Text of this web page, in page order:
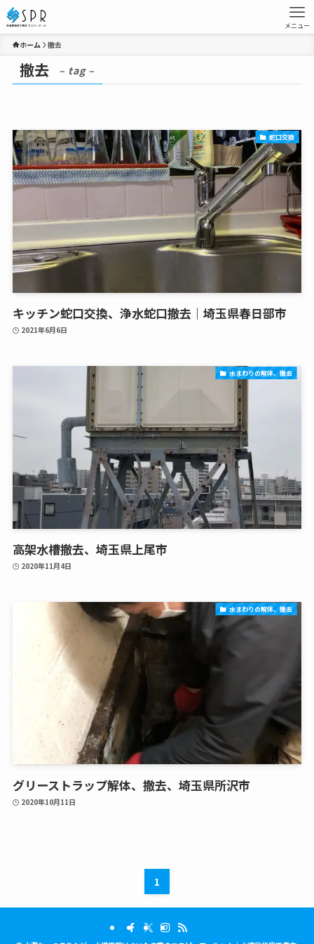
メニュー
ホーム 撤去
撤去 – tag –
蛇口交換
キッチン蛇口交換、浄水蛇口撤去｜埼玉県春日部市
2021年6月6日
水まわりの解体、撤去
高架水槽撤去、埼玉県上尾市
2020年11月4日
水まわりの解体、撤去
グリーストラップ解体、撤去、埼玉県所沢市
2020年10月11日
1